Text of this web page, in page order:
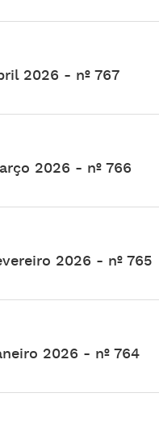
2026 - nº 767
2026 - nº 766
2026 - nº 765
2026 - nº 764